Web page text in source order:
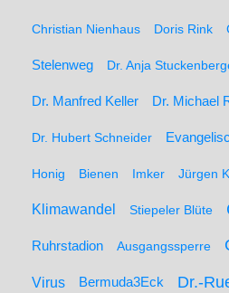
Christian Nienhaus Doris Rink
Stelenweg Dr. Anja
Dr. Manfred Keller Dr. Michael
Dr. Hubert Schneider
Honig Bienen Imker Jürgen
Klimawandel Stiepeler Blüte
Ruhrstadion Ausgangssperre
Virus Bermuda3Eck Dr.-